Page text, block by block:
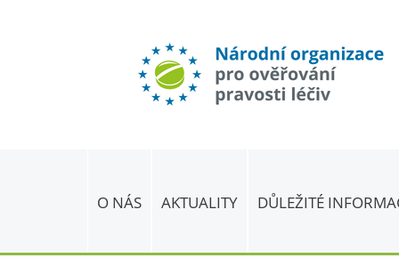
O NÁS AKTUALITY DŮLEŽITÉ